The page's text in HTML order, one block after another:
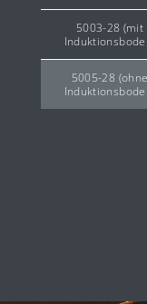
Das
Das
5003-28 (mit
5005-28 (ohne